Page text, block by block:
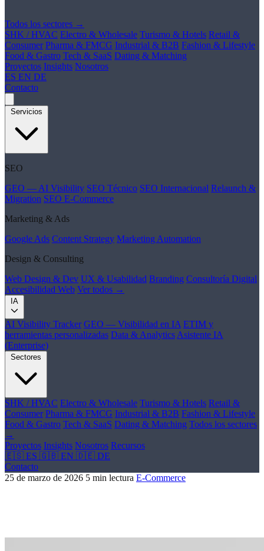
Todos los sectores →
SHK / HVAC Electro & Wholesale Turismo & Hotels Retail &
Consumer Pharma & FMCG Industrial & B2B Fashion & Lifestyle
Food & Gastro Tech & SaaS Dating & Matching
Proyectos Insights Nosotros
ES EN DE
Contacto
Servicios
SEO
GEO — AI Visibility SEO Técnico SEO Internacional Relaunch &
Migration SEO E-Commerce
Marketing & Ads
Google Ads Content Strategy Marketing Automation
Design & Consulting
Web Design & Dev UX & Usabilidad Branding Consultoría Digital
Accesibilidad Web Ver todos →
IA
AI Visibility Tracker GEO — Visibilidad en IA ETIM y
herramientas personalizadas Data & Analytics Asistente IA
(Enterprise)
Sectores
SHK / HVAC Electro & Wholesale Turismo & Hotels Retail &
Consumer Pharma & FMCG Industrial & B2B Fashion & Lifestyle
Food & Gastro Tech & SaaS Dating & Matching Todos los sectores
→
Proyectos Insights Nosotros Recursos
🇪🇸 ES 🇬🇧 EN 🇩🇪 DE
Contacto
25 de marzo de 2026 5 min lectura E-Commerce